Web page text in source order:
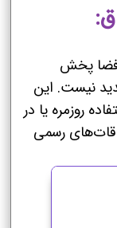
فضا پخش
نیست. این
روزمره یا در
رسمی